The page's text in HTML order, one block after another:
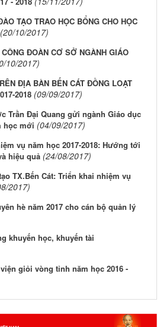
TẠO TRAO HỌC BỔNG CHO HỌC
(20/10/2017)
ĐOÀN CƠ SỞ NGÀNH GIÁO
10/2017)
ĐỊA BÀN BẾN CÁT ĐỒNG LOẠT
2018 (09/09/2017)
Trần Đại Quang gửi ngành Giáo dục
học mới (04/09/2017)
vụ năm học 2017-2018: Hướng tới
hiệu quả (24/08/2017)
TX.Bến Cát: Triển khai nhiệm vụ
2017)
hè năm 2017 cho cán bộ quản lý
khuyến học, khuyến tài
giỏi vòng tỉnh năm học 2016 -